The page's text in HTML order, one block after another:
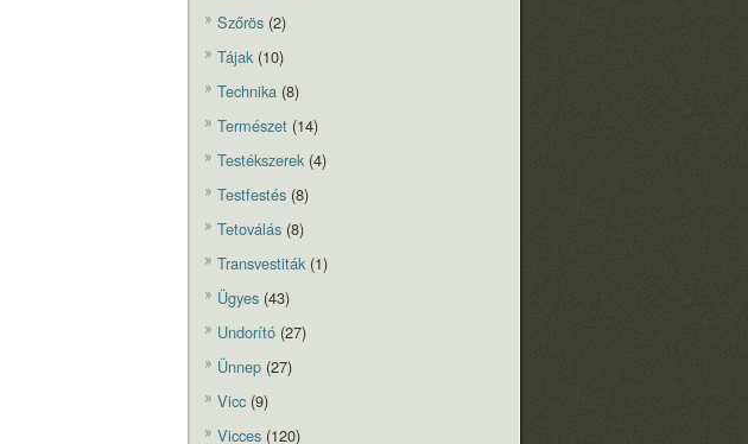
Szőrös (2)
Tájak(10)
Technika (8)
Természet (14)
Testékszerek(4)
Testfestés (8)
Tetoválás (8)
Transvestiták(1)
Ügyes (43)
Undorító (27)
Ünnep (27)
Vicc (9)
Vicces (120)